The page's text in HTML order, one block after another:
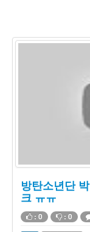
방탄소년단
크 ㅠㅠ
: 0 : 0